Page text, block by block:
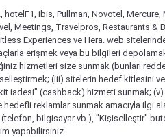
hotelF1, ibis, Pullman, Novotel,
Meetings, Travelpros, Restaurants &
Experiences ve Hera. web
erişmek veya bu bilgileri
hizmetleri size sunmak (bunları
(iii) sitelerin hedef kitlesini
iadesi" (cashback) hizmeti sunmak;
hedefli reklamlar sunmak amacıyla ilgi
bilgisayar vb.), "Kişiselleştir"
yapabilirsiniz.